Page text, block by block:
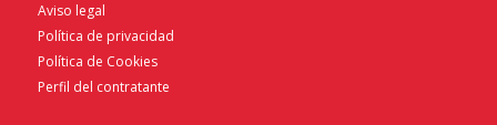
Aviso legal
Política de privacidad
Política de Cookies
Perfil del contratante